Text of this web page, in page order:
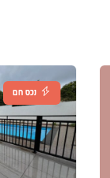
נכס חם